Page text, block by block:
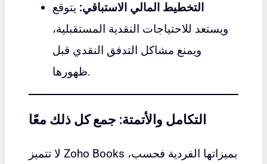
التخطيط المالي الاستباقي: يتوقع
ويستعد للاحتياجات النقدية المستقبلية،
ويمنع مشاكل التدفق النقدي قبل
ظهورها.
التكامل والأتمتة: جمع كل ذلك معًا
لا تتميز Zoho Books بميزاتها الفردية فحسب،